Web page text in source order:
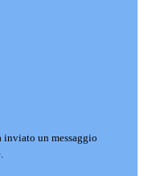
inviato un messaggio